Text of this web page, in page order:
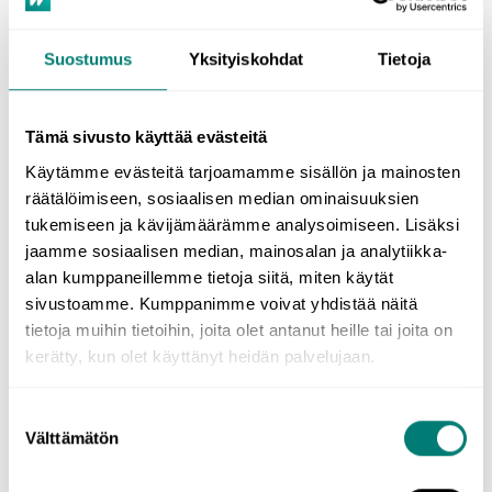
Suostumus Yksityiskohdat Tietoja
Tämä sivusto käyttää evästeitä
Käytämme evästeitä tarjoamamme sisällön ja mainosten
räätälöimiseen, sosiaalisen median ominaisuuksien
tukemiseen ja kävijämäärämme analysoimiseen. Lisäksi
jaamme sosiaalisen median, mainosalan ja analytiikka-
alan kumppaneillemme tietoja siitä, miten käytät
sivustoamme. Kumppanimme voivat yhdistää näitä
tietoja muihin tietoihin, joita olet antanut heille tai joita on
kerätty, kun olet käyttänyt heidän palvelujaan.
valinta
Välttämätön
Yourär ägandeformen av pronomenetyou
Who’s kontra whose
Who’sär en förkortning avwho is(vem är).
T.ex.Who’s that girl?(Vem är den där tjejen?)
Whoseär ägandeformen av pronomenetwho(vem).
Whose bag is this? (Vems väska är det här?)
They’re kontra their kontra